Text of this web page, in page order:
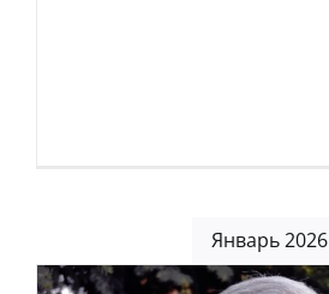
Январь 2026